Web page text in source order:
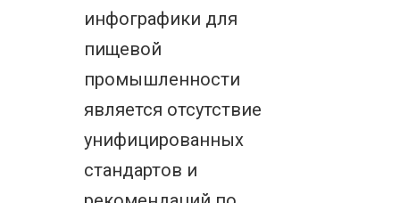
инфографики для
пищевой
промышленности
является отсутствие
унифицированных
стандартов и